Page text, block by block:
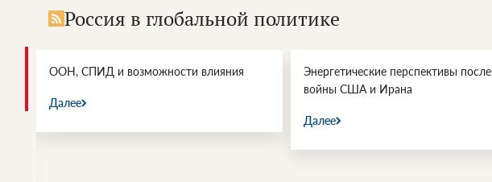
Россия в глобальной политике
ООН, СПИД и возможности влияния
Далее
Энергетические перспективы после
войны США и Ирана
Далее